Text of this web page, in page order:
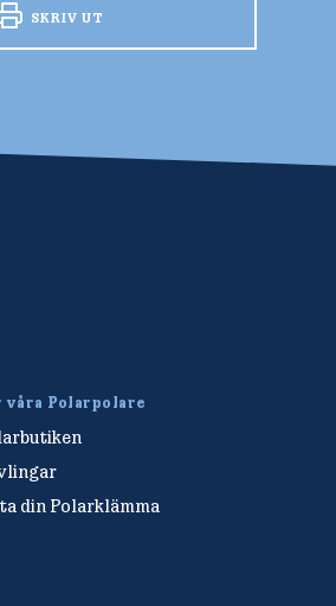
SKRIV UT
våra Polarpolare
din Polarklämma